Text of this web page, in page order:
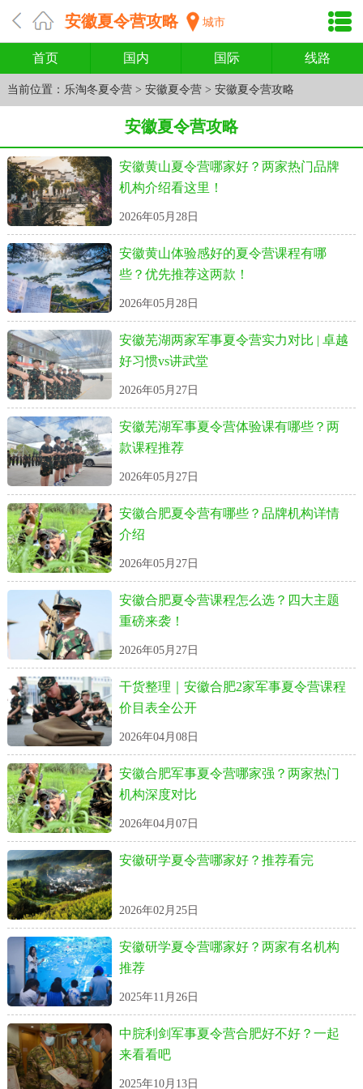
安徽夏令营攻略 城市
首页 国内 国际 线路
当前位置： 乐淘冬夏令营> 安徽夏令营> 安徽夏令营攻略
安徽夏令营攻略
安徽黄山夏令营哪家好？两家热门品牌
机构介绍看这里！
2026年05月28日
安徽黄山体验感好的夏令营课程有哪
些？优先推荐这两款！
2026年05月28日
安徽芜湖两家军事夏令营实力对比 | 卓越
好习惯vs讲武堂
2026年05月27日
安徽芜湖军事夏令营体验课有哪些？两
款课程推荐
2026年05月27日
安徽合肥夏令营有哪些？品牌机构详情
介绍
2026年05月27日
安徽合肥夏令营课程怎么选？四大主题
重磅来袭！
2026年05月27日
干货整理｜安徽合肥2家军事夏令营课程
价目表全公开
2026年04月08日
安徽合肥军事夏令营哪家强？两家热门
机构深度对比
2026年04月07日
安徽研学夏令营哪家好？推荐看完
2026年02月25日
安徽研学夏令营哪家好？两家有名机构
推荐
2025年11月26日
中脘利剑军事夏令营合肥好不好？一起
来看看吧
2025年10月13日